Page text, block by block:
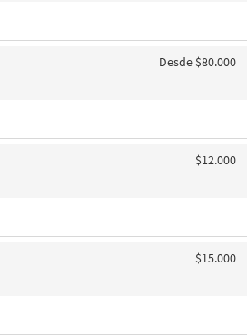
Desde $80.000
$12.000
$15.000